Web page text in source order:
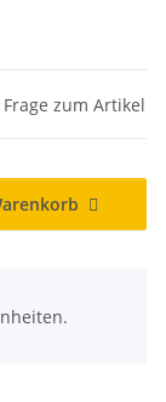
Frage zum Artikel